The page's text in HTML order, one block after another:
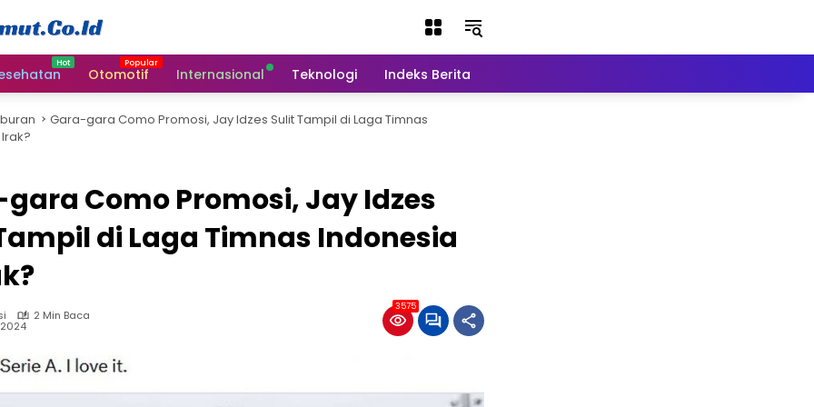
Otomotif Internasional Teknologi Indeks Berita
Gara-gara Como Promosi, Jay Idzes Sulit Tampil di Laga Timnas
Como Promosi, Jay Idzes
di Laga Timnas Indonesia
2 Min Baca
2024
3575